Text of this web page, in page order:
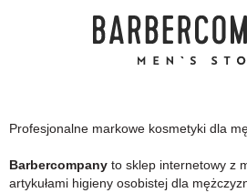
Profesjonalne markowe kosmetyki dla
Barbercompany to sklep internetowy z
artykułami higieny osobistej dla